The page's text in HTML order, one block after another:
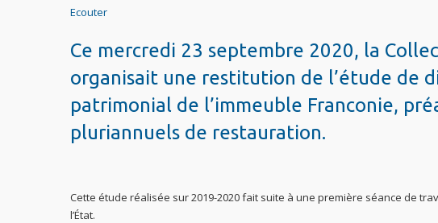
Ecouter
Ce mercredi 23 septembre 2020, la
organisait une restitution de l’étude de
patrimonial de l’immeuble Franconie,
pluriannuels de restauration.
Cette étude réalisée sur 2019-2020 fait suite à une première séance de
l’État.